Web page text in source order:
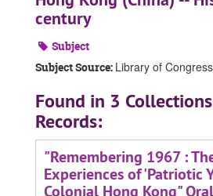
century
Subject
Subject Source: Library of
Found in 3
Records:
"Remembering 1967 :
Experiences of 'Patriotic
Colonial Hong Kong"